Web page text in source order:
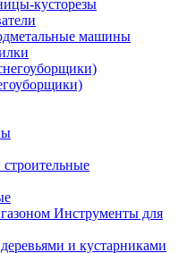
кусторезы
машины
строительные
Инструменты для